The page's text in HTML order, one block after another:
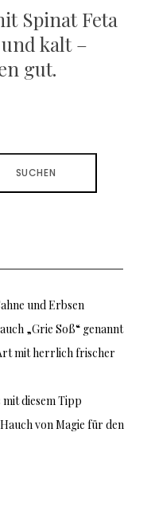
Spinat Feta
kalt –
gut.
SUCHEN
und Erbsen
„Grie Soß“ genannt
mit herrlich frischer
diesem Tipp
von Magie für den